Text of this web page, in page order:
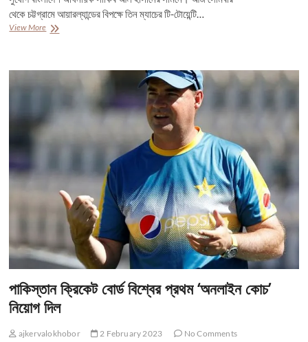
থেকে চট্টগ্রামে আয়ারল্যান্ডের বিপক্ষে তিন ম্যাচের টি-টোয়েন্টি…
View Moreআন্তর্জাতিক
সাকিবের
পাকিস্তান ক্রিকেট বোর্ড বিশ্বের প্রথম ‘অনলাইন কোচ’
নিয়োগ দিল
ajkervalokhobor 2 February 2023
No Comments